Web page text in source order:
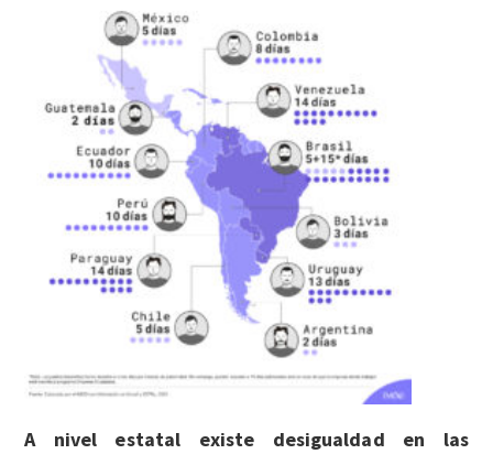
A nivel estatal existe desigualdad en las